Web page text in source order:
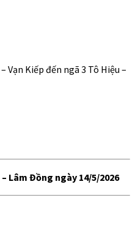
Vạn Kiếp đến ngã 3 Tô Hiệu –
Lâm Đồng ngày 14/5/2026